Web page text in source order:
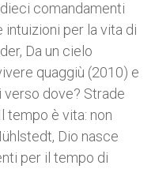
comandamenti
intuizioni per la vita di
Da un cielo
quaggiù (2010) e
dove? Strade
tempo è vita: non
Dio nasce
per il tempo di